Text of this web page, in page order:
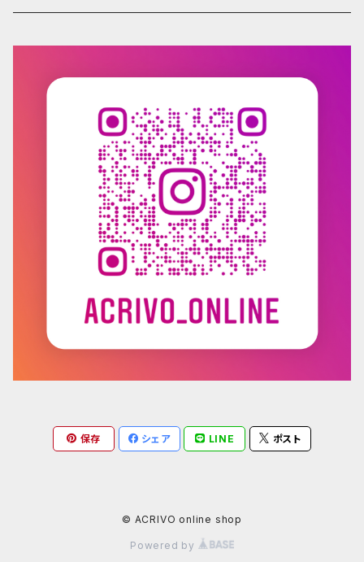
保存 シェア LINE ポスト
© ACRIVO online shop
Powered by